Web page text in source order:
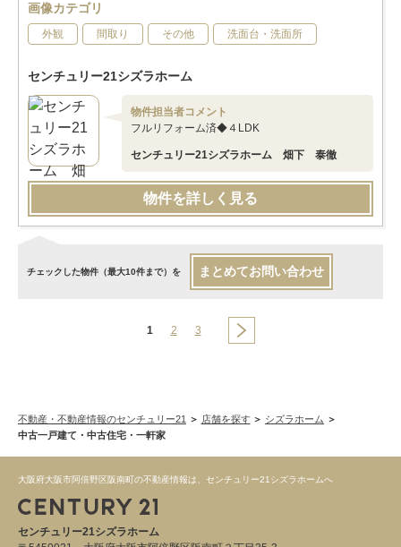
画像カテゴリ
外観 間取り その他 洗面台・洗面所
センチュリー21シズラホーム
物件担当者コメント
フルリフォーム済◆４LDK
センチュリー21シズラホーム 畑下 泰徹
物件を詳しく見る
チェックした物件（最大10件まで）を まとめてお問い合わせ
1 2 3
不動産・不動産情報のセンチュリー21 店舗を探す
シズラホーム
中古一戸建て・中古住宅・一軒家
大阪府大阪市阿倍野区阪南町の不動産情報は、センチュリー21シズラホームへ
センチュリー21シズラホーム